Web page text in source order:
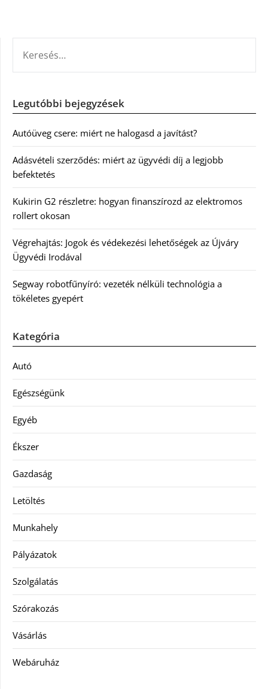
Legutóbbi bejegyzések
Autóüveg csere: miért ne halogasd a javítást?
Adásvételi szerződés: miért az ügyvédi díj a legjobb
befektetés
Kukirin G2 részletre: hogyan finanszírozd az elektromos
rollert okosan
Végrehajtás: Jogok és védekezési lehetőségek az Újváry
Ügyvédi Irodával
Segway robotfűnyíró: vezeték nélküli technológia a
tökéletes gyepért
Kategória
Autó
Egészségünk
Egyéb
Ékszer
Gazdaság
Letöltés
Munkahely
Pályázatok
Szolgálatás
Szórakozás
Vásárlás
Webáruház